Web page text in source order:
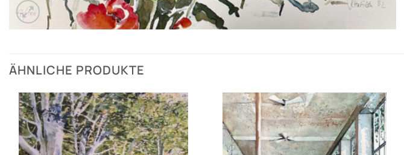
ÄHNLICHE PRODUKTE